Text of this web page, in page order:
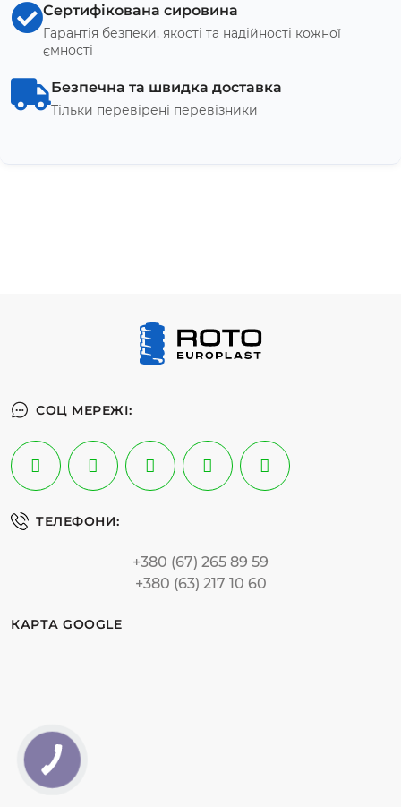
Сертифікована сировина
Гарантія безпеки, якості та надійності кожної
ємності
Безпечна та швидка доставка
Тільки перевірені перевізники
СОЦ МЕРЕЖІ:
ТЕЛЕФОНИ:
+380 (67) 265 89 59
+380 (63) 217 10 60
КАРТА GOOGLE